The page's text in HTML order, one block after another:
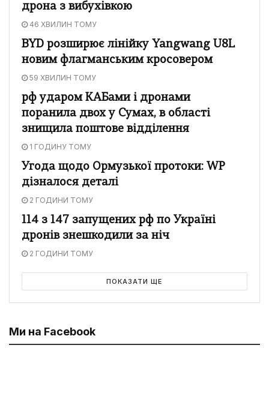
дрона з вибухівкою
46 ХВИЛИН ТОМУ
BYD розширює лінійку Yangwang U8L
новим флагманським кросовером
59 ХВИЛИН ТОМУ
рф ударом КАБами і дронами
поранила двох у Сумах, в області
знищила поштове відділення
1 ГОДИНУ ТОМУ
Угода щодо Ормузької протоки: WP
дізналося деталі
2 ГОДИНИ ТОМУ
114 з 147 запущених рф по Україні
дронів знешкодили за ніч
2 ГОДИНИ ТОМУ
ПОКАЗАТИ ЩЕ
Ми на Facebook